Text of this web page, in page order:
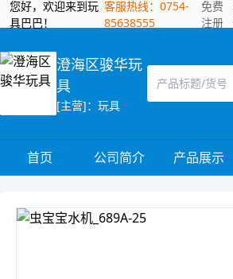
您好，欢迎来到玩
具巴巴！
客服热线：0754-
85638555
免费
注册
澄海区骏华玩
具
[主营]：玩具
首页 公司简介 产品展示